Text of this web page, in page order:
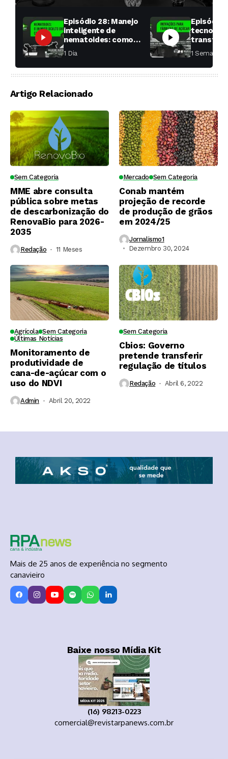
Episódio 28: Manejo
inteligente de
nematoides: como
aumentar a
produtividade das
soqueiras?
1 Dia ⁮
Episódio
fábricas
1 Semana ⁮
Artigo Relacionado
Sem Categoria
MME abre consulta
pública sobre metas
de descarbonização do
RenovaBio para 2026-
2035
Redação 11 Meses ⁮
Mercado Sem Categoria
Conab mantém
projeção de recorde
de produção de grãos
em 2024/25
Jornalismo1
Dezembro 30, 2024
Agrícola Sem Categoria
Últimas Notícias
Monitoramento de
produtividade de
cana-de-açúcar com o
uso do NDVI
Admin Abril 20, 2022
Sem Categoria
Cbios: Governo
pretende transferir
regulação de títulos
Redação Abril 6, 2022
Mais de 25 anos de experiência no segmento
canavieiro
Baixe nosso Mídia Kit
(16) 98213-0223
comercial@revistarpanews.com.br